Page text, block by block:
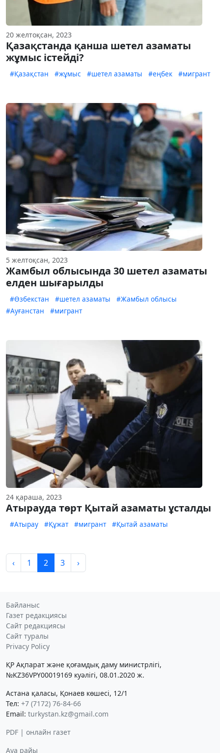
20 желтоқсан, 2023
Қазақстанда қанша шетел азаматы
жұмыс істейді?
#Қазақстан #жұмыс #шетел азаматы #еңбек #мигрант
5 желтоқсан, 2023
Жамбыл облысында 30 шетел азаматы
елден шығарылды
#Өзбекстан #шетел азаматы
#Жамбыл облысы
#Ауғанстан
#мигрант
24 қараша, 2023
Атырауда төрт Қытай азаматы ұсталды
#Атырау #Құжат #мигрант #Қытай азаматы
‹ 1 2 3 ›
Байланыс
Газет редакциясы
Сайт редакциясы
Сайт туралы
Privacy Policy
ҚР Ақпарат және қоғамдық даму министрлігі,
№KZ36VPY00019169 куәлігі, 08.01.2020 ж.
Астана қаласы, Қонаев көшесі, 12/1
Тел: +7 (7172) 76-84-66
Email: turkystan.kz@gmail.com
PDF | онлайн газет
Ауа райы